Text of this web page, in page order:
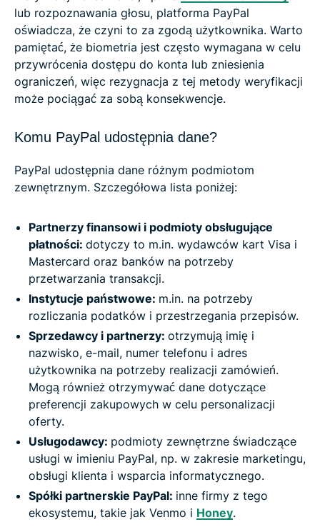
lub rozpoznawania głosu, platforma PayPal
oświadcza, że czyni to za zgodą użytkownika. Warto
pamiętać, że biometria jest często wymagana w celu
przywrócenia dostępu do konta lub zniesienia
ograniczeń, więc rezygnacja z tej metody weryfikacji
może pociągać za sobą konsekwencje.
Komu PayPal udostępnia dane?
PayPal udostępnia dane różnym podmiotom
zewnętrznym. Szczegółowa lista poniżej:
Partnerzy finansowi i podmioty obsługujące
płatności: dotyczy to m.in. wydawców kart Visa i
Mastercard oraz banków na potrzeby
przetwarzania transakcji.
Instytucje państwowe: m.in. na potrzeby
rozliczania podatków i przestrzegania przepisów.
Sprzedawcy i partnerzy: otrzymują imię i
nazwisko, e-mail, numer telefonu i adres
użytkownika na potrzeby realizacji zamówień.
Mogą również otrzymywać dane dotyczące
preferencji zakupowych w celu personalizacji
oferty.
Usługodawcy: podmioty zewnętrzne świadczące
usługi w imieniu PayPal, np. w zakresie marketingu,
obsługi klienta i wsparcia informatycznego.
Spółki partnerskie PayPal: inne firmy z tego
ekosystemu, takie jak Venmo i Honey.